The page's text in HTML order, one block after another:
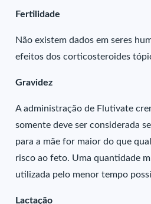
Fertilidade
Não existem dados em seres
efeitos dos corticosteroides
Gravidez
A administração de Flutivate
somente deve ser considerada
para a mãe for maior do que
risco ao feto. Uma quantidade
utilizada pelo menor tempo
Lactação